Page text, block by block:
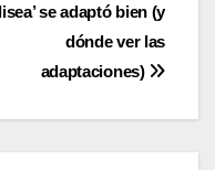
se adaptó bien (y
dónde ver las
adaptaciones)